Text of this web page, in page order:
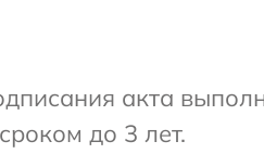
акта
до 3 лет.